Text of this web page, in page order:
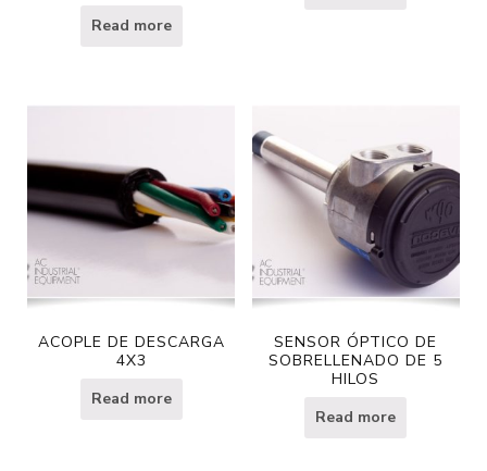
Read more
ACOPLE DE DESCARGA
4X3
Read more
SENSOR ÓPTICO DE
SOBRELLENADO DE 5
HILOS
Read more